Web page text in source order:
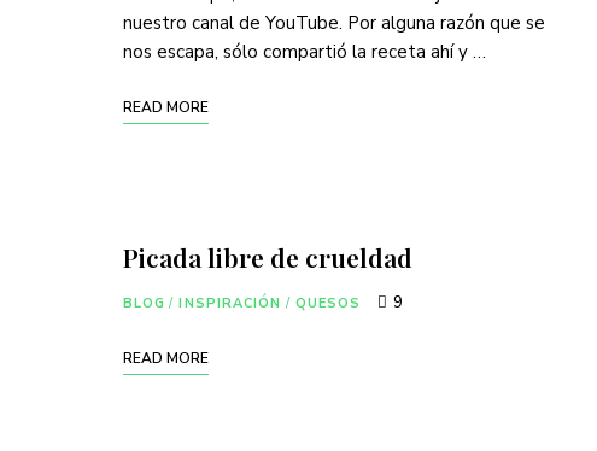
nuestro canal de YouTube. Por alguna razón que se
nos escapa, sólo compartió la receta ahí y …
READ MORE
Picada libre de crueldad
BLOG / INSPIRACIÓN / QUESOS 9
READ MORE